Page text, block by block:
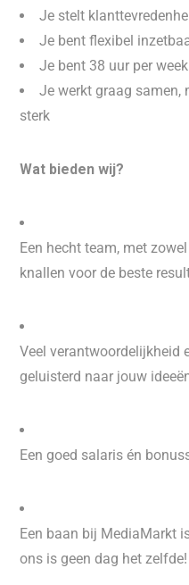
Je stelt
Je bent flexibel
Je bent 38 uur per
Je werkt graag samen,
sterk
Wat bieden wij?
Een hecht team, met
knallen voor de beste
Veel verantwoordelijkheid
geluisterd naar jouw
Een goed salaris én
Een baan bij MediaMarkt
ons is geen dag het zelfde!